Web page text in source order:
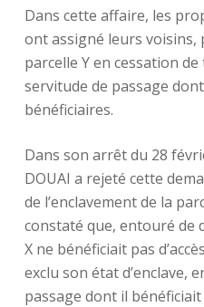
Dans cette affaire, les
ont assigné leurs voisins,
parcelle Y en cessation
servitude de passage
bénéficiaires.
Dans son arrêt du 28
DOUAI a rejeté cette
de l’enclavement de la
constaté que, entouré de
X ne bénéficiait pas
exclu son état d’enclave,
passage dont il